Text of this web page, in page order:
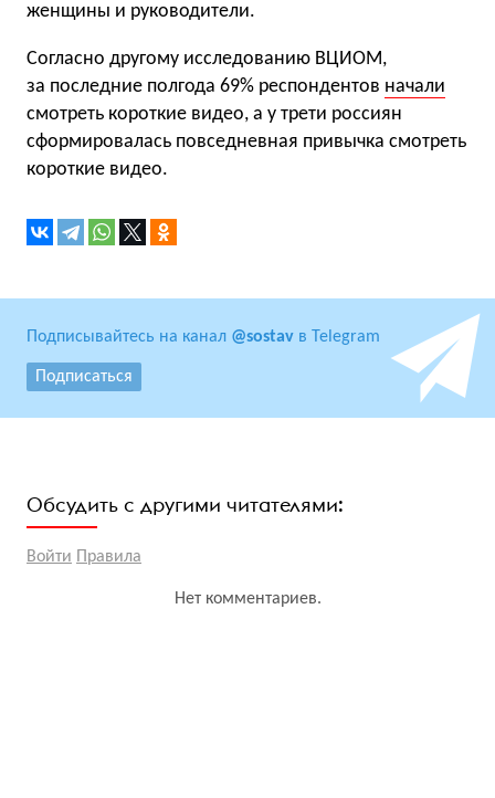
женщины и руководители.
Согласно другому исследованию ВЦИОМ,
за последние полгода 69% респондентов начали
смотреть короткие видео, а у трети россиян
сформировалась повседневная привычка смотреть
короткие видео.
Подписывайтесь на канал @sostav в Telegram
Подписаться
Обсудить с другими читателями:
Войти Правила
Нет комментариев.